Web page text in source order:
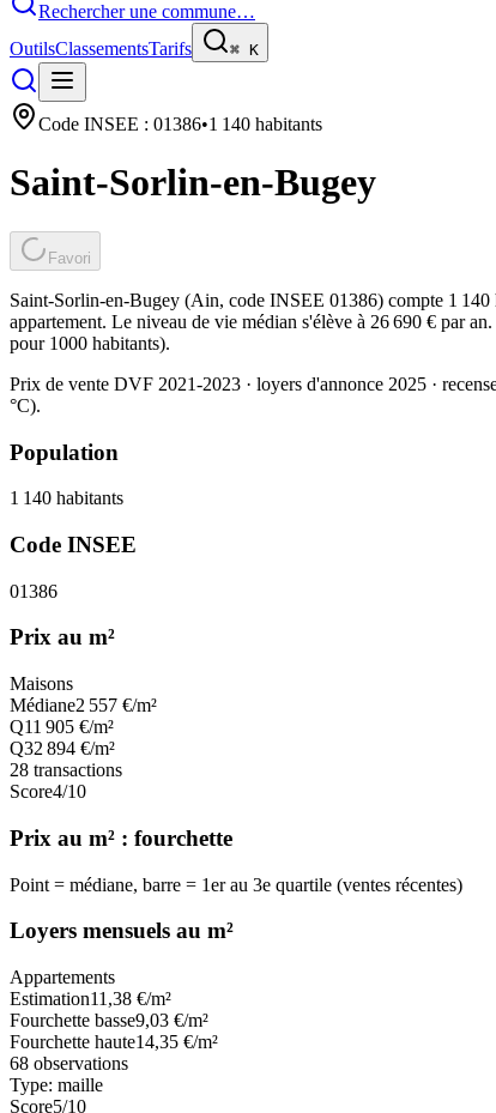
Rechercher une commune…
OutilsClassementsTarifs ⌘ K
Code INSEE : 01386•1 140 habitants
Saint-Sorlin-en-Bugey
Favori
Saint-Sorlin-en-Bugey (Ain, code INSEE 01386) compte 1 140
appartement. Le niveau de vie médian s'élève à 26 690 € par
pour 1000 habitants).
Prix de vente DVF 2021-2023 · loyers d'annonce 2025 ·
°C).
Population
1 140 habitants
Code INSEE
01386
Prix au m²
Maisons
Médiane2 557 €/m²
Q11 905 €/m²
Q32 894 €/m²
28 transactions
Score4/10
Prix au m² : fourchette
Point = médiane, barre = 1er au 3e quartile (ventes récentes)
Loyers mensuels au m²
Appartements
Estimation11,38 €/m²
Fourchette basse9,03 €/m²
Fourchette haute14,35 €/m²
68 observations
Type: maille
Score5/10